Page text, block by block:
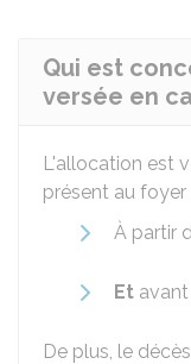
Qui est
versée en
L'allocation est
présent au foyer
À partir
Et avant
De plus, le